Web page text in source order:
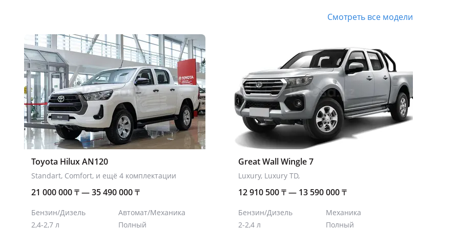
Смотреть все модели
Toyota Hilux AN120
Standart, Comfort, и ещё 4 комплектации
21 000 000₸— 35 490 000₸
Бензин/Дизель
2,4-2,7 л
Автомат/Механика
Полный
Great Wall Wingle 7
Luxury, Luxury TD,
12 910 500₸— 13 590 000₸
Бензин/Дизель
2-2,4 л
Механика
Полный